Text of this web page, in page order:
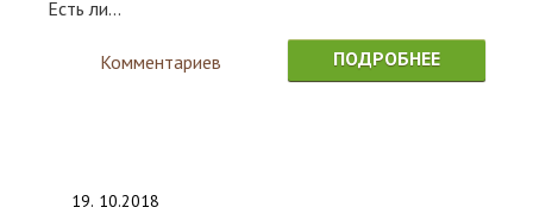
Есть ли...
Комментариев ПОДРОБНЕЕ
19. 10.2018